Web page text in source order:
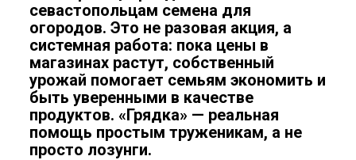
севастопольцам семена для
огородов. Это не разовая акция, а
системная работа: пока цены в
магазинах растут, собственный
урожай помогает семьям экономить и
быть уверенными в качестве
продуктов. «Грядка» — реальная
помощь простым труженикам, а не
просто лозунги.